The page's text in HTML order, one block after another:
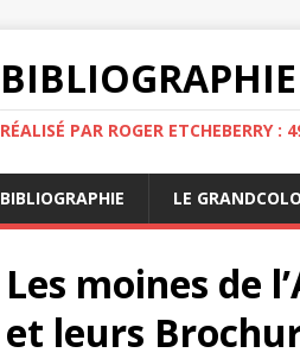
RÉALISÉ PAR ROGER ETCHEBERRY :
BIBLIOGRAPHIE LE
Les moines de
et leurs